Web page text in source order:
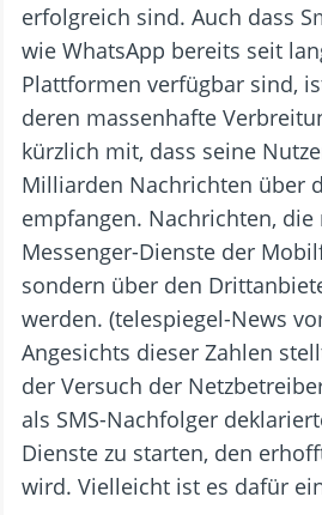
erfolgreich sind. Auch dass
wie WhatsApp bereits seit
Plattformen verfügbar sind,
deren massenhafte
kürzlich mit, dass seine
Milliarden Nachrichten über
empfangen. Nachrichten,
Messenger-Dienste der
sondern über den
werden. (telespiegel-News
Angesichts dieser Zahlen
der Versuch der
als SMS-Nachfolger
Dienste zu starten, den
wird. Vielleicht ist es dafür